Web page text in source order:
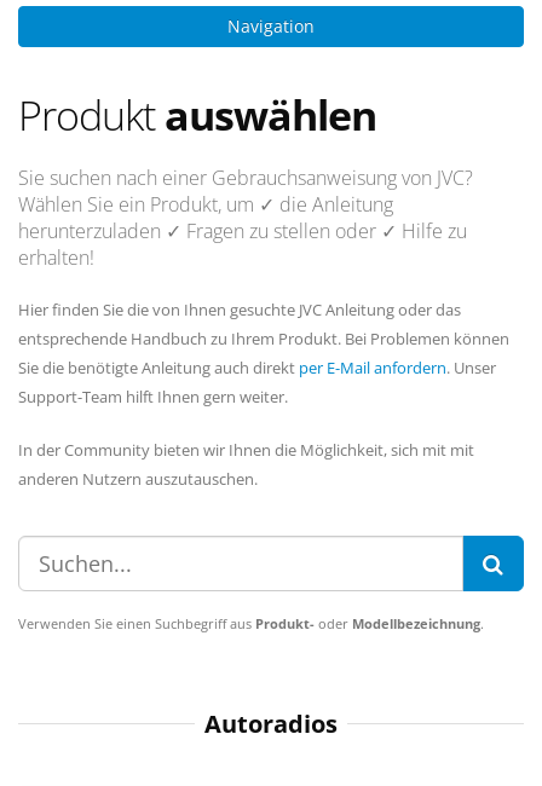
Navigation
Produktauswählen
Sie suchen nach einer Gebrauchsanweisung von JVC?
Wählen Sie ein Produkt, um ✓ die Anleitung
herunterzuladen ✓ Fragen zu stellen oder ✓ Hilfe zu
erhalten!
Hier finden Sie die von Ihnen gesuchte JVC Anleitung oder das
entsprechende Handbuch zu Ihrem Produkt. Bei Problemen können
Sie die benötigte Anleitung auch direkt per E-Mail anfordern. Unser
Support-Team hilft Ihnen gern weiter.
In der Community bieten wir Ihnen die Möglichkeit, sich mit mit
anderen Nutzern auszutauschen.
Verwenden Sie einen Suchbegriff aus Produkt- oder Modellbezeichnung.
Autoradios